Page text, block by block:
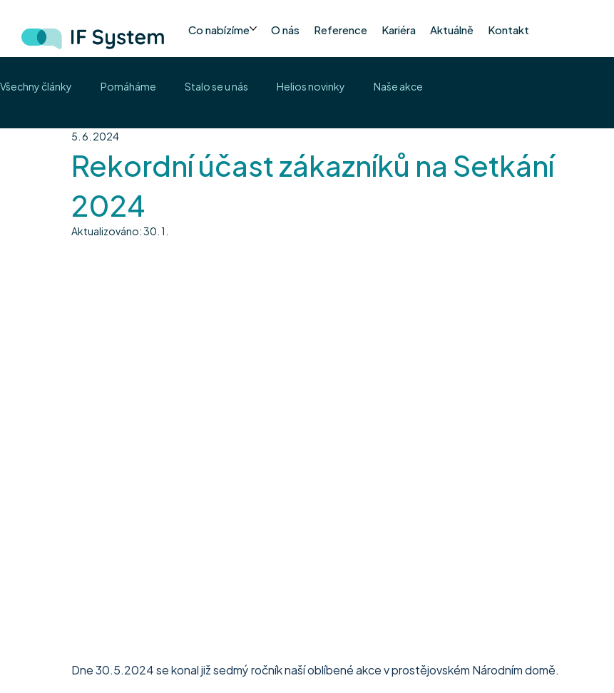
Co nabízíme O nás Reference Kariéra Aktuálně Kontakt
Všechny články Pomáháme Stalo se u nás Helios novinky Naše akce
Rekordní účast zákazníků na Setkání
2024
5. 6. 2024
Aktualizováno:30. 1.
Dne 30.5.2024 se konal již sedmý ročník naší oblíbené akce v prostějovském Národním domě.